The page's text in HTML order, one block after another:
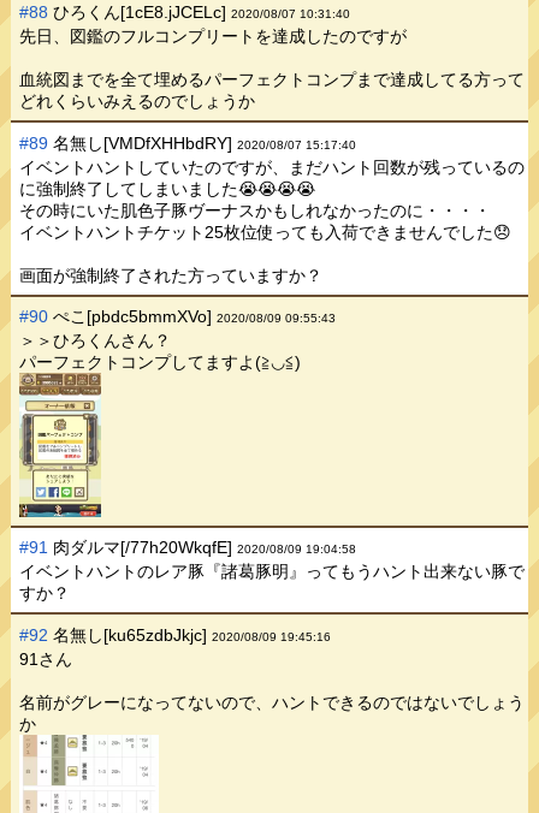
#88 ひろくん[1cE8.jJCELc]2020/08/07 10:31:40
先日、図鑑のフルコンプリートを達成したのですが
血統図までを全て埋めるパーフェクトコンプまで達成してる方って
どれくらいみえるのでしょうか
#89 名無し[VMDfXHHbdRY]2020/08/07 15:17:40
イベントハントしていたのですが、まだハント回数が残っているの
に強制終了してしまいました😭😭😭😭
その時にいた肌色子豚ヴーナスかもしれなかったのに・・・・
イベントハントチケット25枚位使っても入荷できませんでした😞
画面が強制終了された方っていますか？
#90 ぺこ[pbdc5bmmXVo]2020/08/09 09:55:43
＞＞ひろくんさん？
パーフェクトコンプしてますよ(≧◡≦)
#91 肉ダルマ[/77h20WkqfE]2020/08/09 19:04:58
イベントハントのレア豚『諸葛豚明』ってもうハント出来ない豚で
すか？
#92 名無し[ku65zdbJkjc]2020/08/09 19:45:16
91さん
名前がグレーになってないので、ハントできるのではないでしょう
か